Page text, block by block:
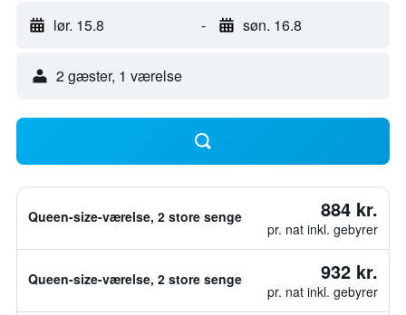
lør. 15.8 - søn. 16.8
2 gæster, 1 værelse
Queen-size-værelse, 2 store senge 884 kr.
pr. nat inkl. gebyrer
Queen-size-værelse, 2 store senge 932 kr.
pr. nat inkl. gebyrer